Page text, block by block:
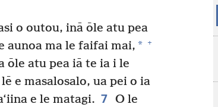
o outou, inā ōle atu pea
aunoa ma le faifai mai, * +
ōle atu pea iā te ia i le
e masalosalo, ua pei o ia
e le matagi. 7 O le